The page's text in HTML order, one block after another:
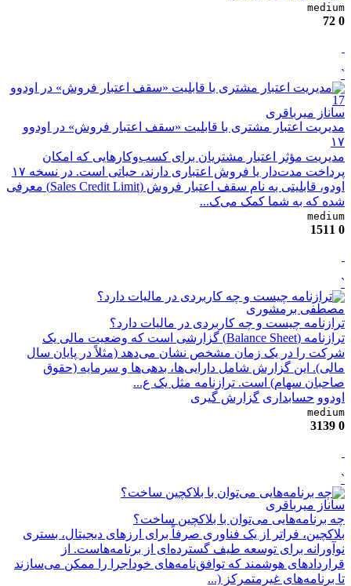
medium
0
72
`
ساناز میرباقری
مدیریت اعتبار مشتری با قابلیت «سقف اعتبار فروش» در اودوو
۱۷
مدیریت مؤثر اعتبار مشتریان برای کسب‌وکارهایی که امکان
پرداخت مدت‌دار یا فروش اعتباری دارند، حیاتی است. در نسخه ۱۷
اودو، قابلیتی به نام سقف اعتبار فروش (Sales Credit Limit) معرفی
شده که به شما کمک می‌ک...
medium
0
1511
`
مصطفی برمشوری
ترازنامه چیست و چه کاربردی در مالیات دارد؟
ترازنامه (Balance Sheet) گزارشی است که وضعیت مالی یک
شرکت را در یک زمان مشخص نشان می‌دهد (مثلاً در پایان سال
مالی). این گزارش شامل دارایی‌ها، بدهی‌ها و سرمایه (حقوق
صاحبان سهام) است. ترازنامه مثل یک ع...
اودوو حسابداری گزارش گیری
medium
0
3139
`
ساناز میرباقری
چه برنامه‌هایی می‌توان با بلاکچین ساخت؟
بلاکچین، فراتر از یک فناوری صرفاً برای ارزهای دیجیتال، بستری
نوآورانه برای توسعه طیف گسترده‌ای از برنامه‌هاست. از
قراردادهای هوشمند که توافق‌نامه‌های خوداجرا را ممکن می‌سازند
تا برنامه‌های غیرمتمرکز (...